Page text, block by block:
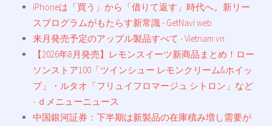
iPhoneは「買う」から「借りて返す」時代へ。新リー
スプログラムがもたらす新常識 - GetNavi web
来月発売予定のアップル製品すべて - Vietnam.vn
【2026年8月発売】レモンスイーツ新商品まとめ！ロー
ソンストア100「ツインシュー レモンクリーム&ホイッ
プ」・ルタオ「フリュイフロマージュ シトロン」など
- ｄメニューニュース
中国銀河証券：下半期は新製品の在庫積み増し需要が